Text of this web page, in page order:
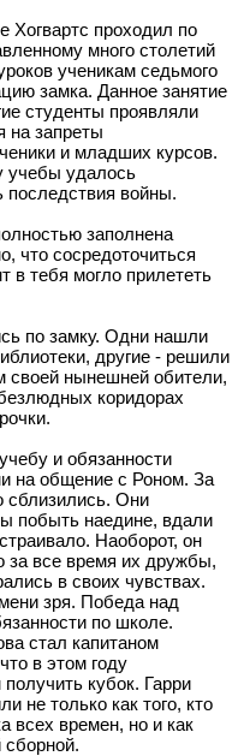
Хогвартс проходил по
много столетий
ученикам седьмого
замка. Данное занятие
студенты проявляли
на запреты
и младших курсов.
учебы удалось
последствия войны.
заполнена
что сосредоточиться
тебя могло прилететь
по замку. Одни нашли
другие - решили
своей нынешней обители,
коридорах
и обязанности
на общение с Роном. За
сблизились. Они
побыть наедине, вдали
Наоборот, он
за все время их дружбы,
в своих чувствах.
зря. Победа над
по школе.
стал капитаном
в этом году
кубок. Гарри
не только как того, кто
всех времен, но и как
сборной.